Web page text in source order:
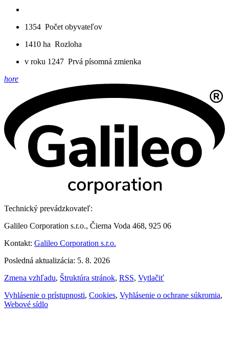
1354 Počet obyvateľov
1410 ha Rozloha
v roku 1247 Prvá písomná zmienka
hore
Technický prevádzkovateľ:
Galileo Corporation s.r.o., Čierna Voda 468, 925 06
Kontakt: Galileo Corporation s.r.o.
Posledná aktualizácia: 5. 8. 2026
Zmena vzhľadu, Štruktúra stránok, RSS, Vytlačiť
Vyhlásenie o prístupnosti, Cookies, Vyhlásenie o ochrane súkromia,
Webové sídlo